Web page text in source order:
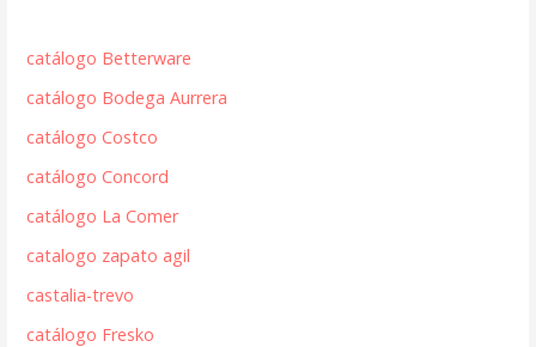
catálogo Betterware
catálogo Bodega Aurrera
catálogo Costco
catálogo Concord
catálogo La Comer
catalogo zapato agil
castalia-trevo
catálogo Fresko